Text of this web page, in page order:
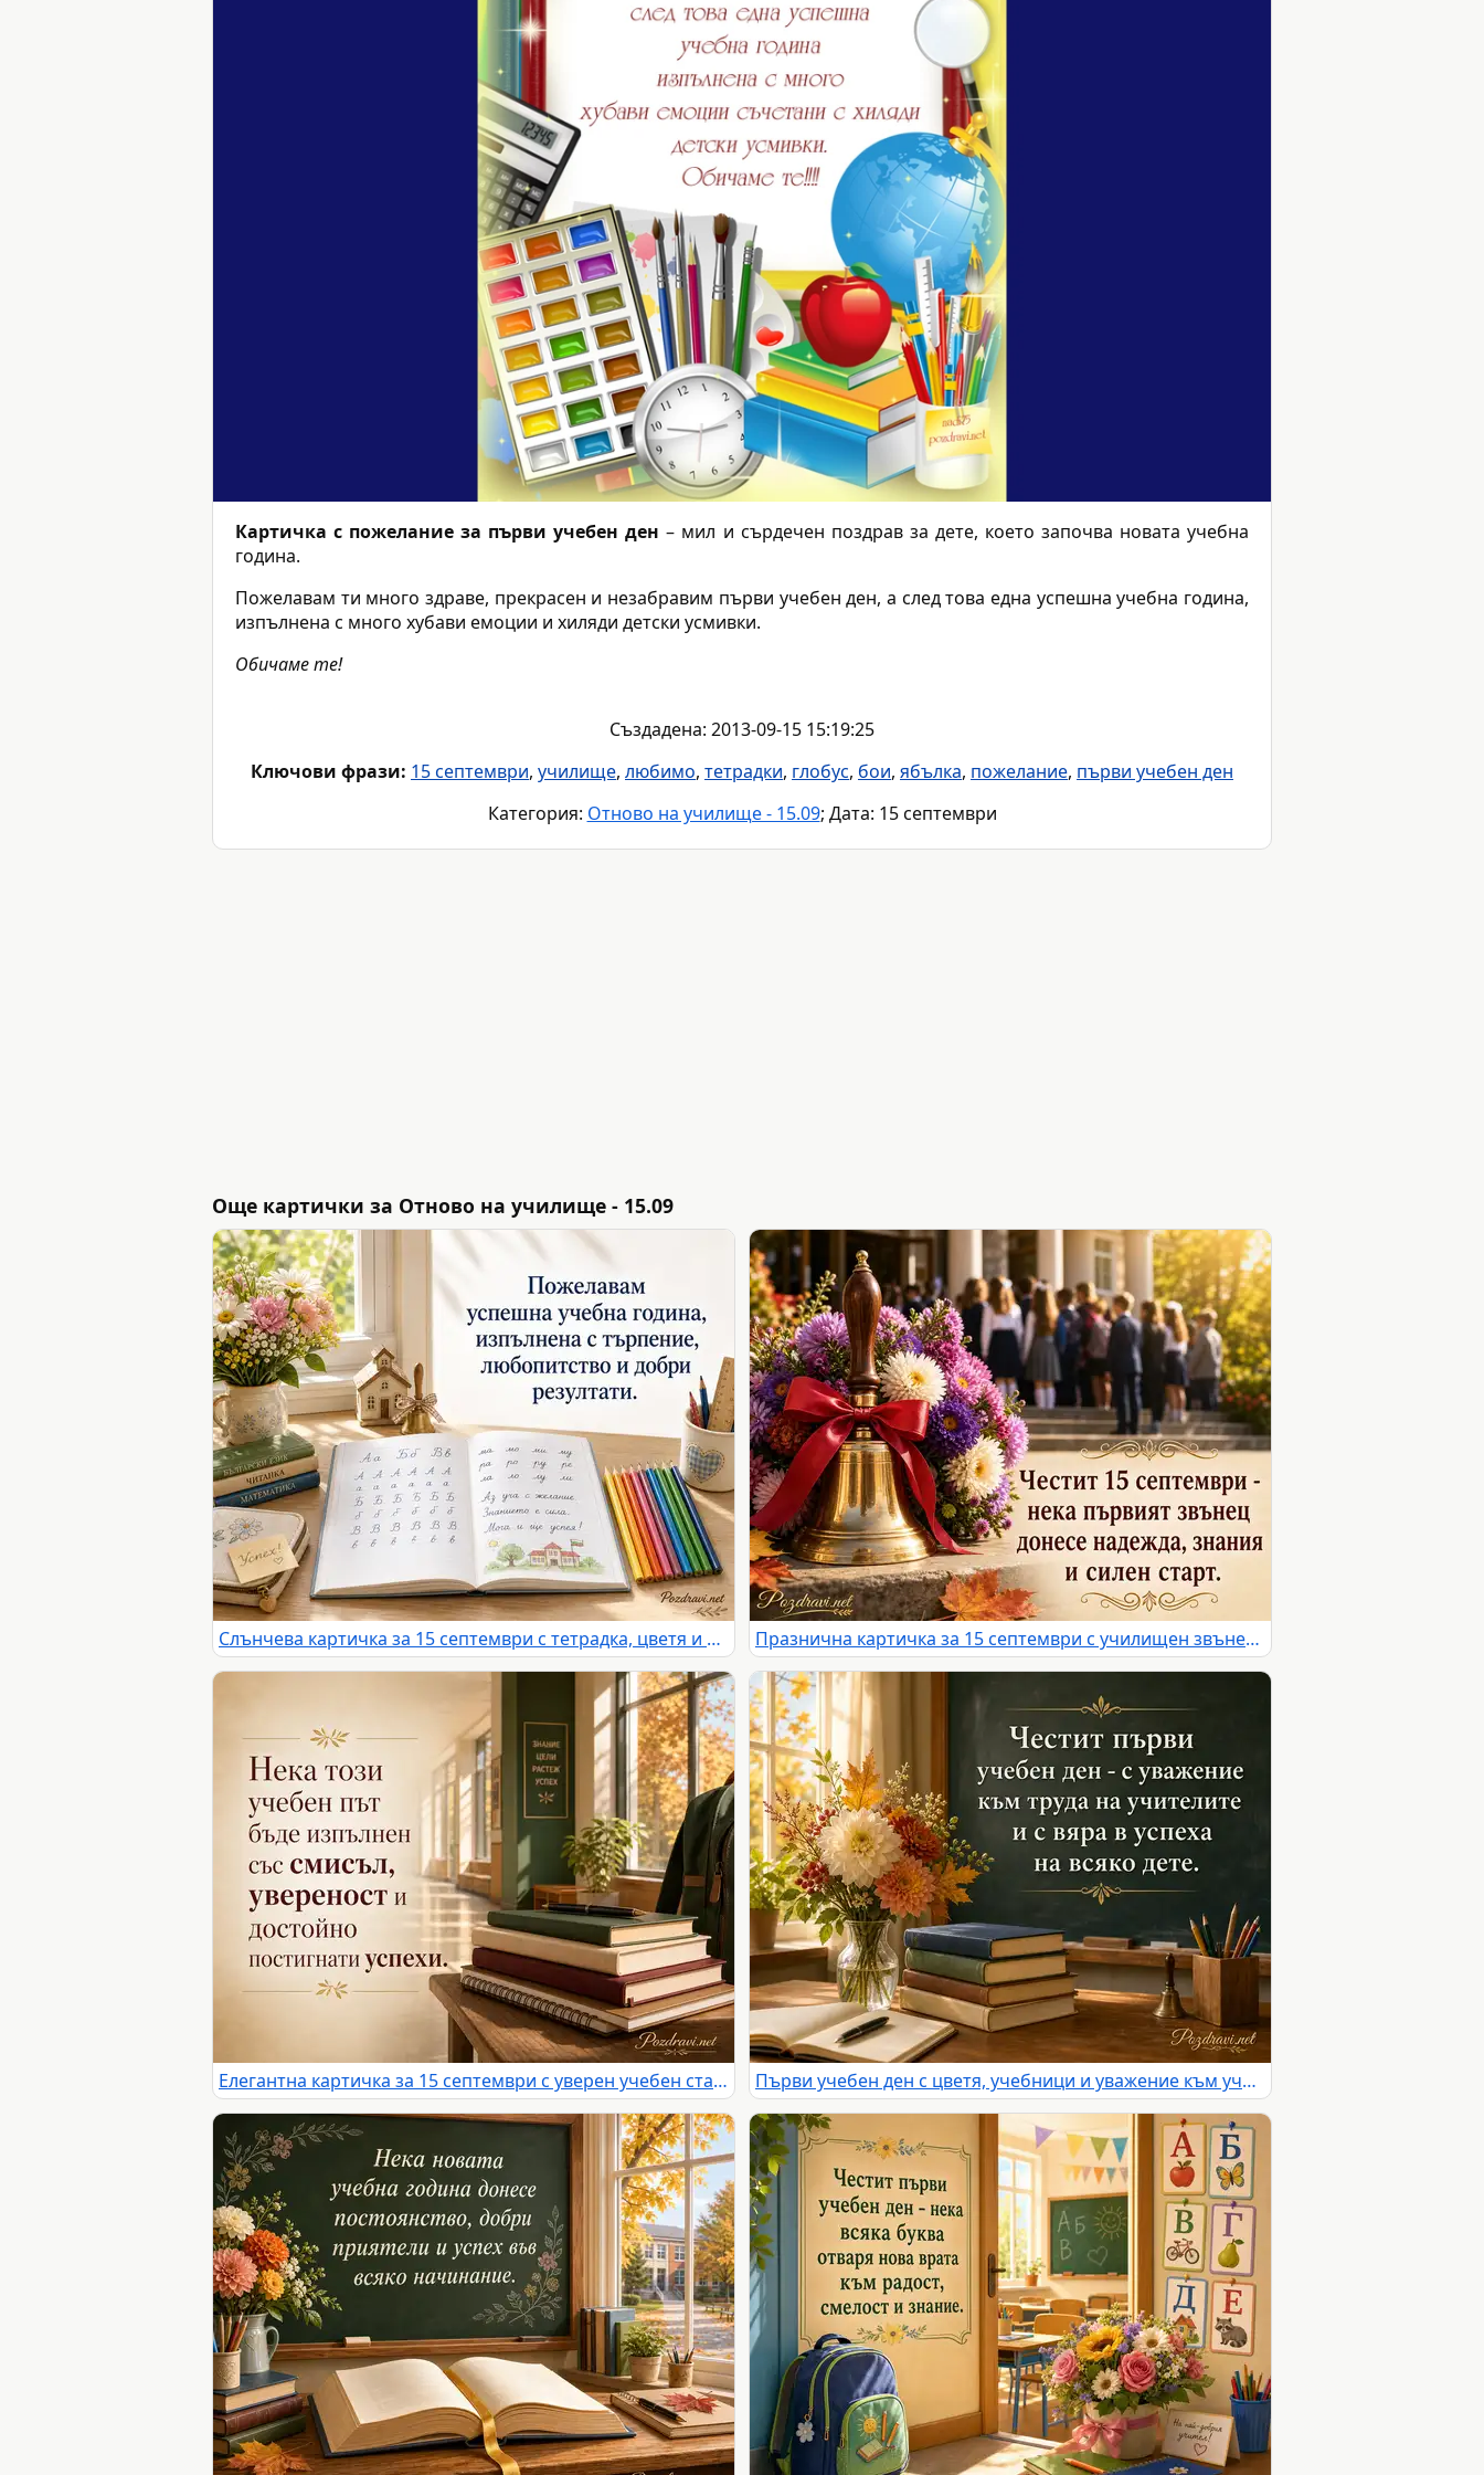
Картичка с пожелание за първи учебен ден – мил и сърдечен поздрав за дете, което започва новата учебна
година.
Пожелавам ти много здраве, прекрасен и незабравим първи учебен ден, а след това една успешна учебна година,
изпълнена с много хубави емоции и хиляди детски усмивки.
Обичаме те!
Създадена: 2013-09-15 15:19:25
Ключови фрази: 15 септември, училище, любимо, тетрадки, глобус, бои, ябълка, пожелание, първи учебен ден
Категория: Отново на училище - 15.09; Дата: 15 септември
Още картички за Отново на училище - 15.09
Слънчева картичка за 15 септември с тетрадка, цветя и пожелание за успешна учебна година Празнична картичка за 15 септември с училищен звънец и астри
Елегантна картичка за 15 септември с уверен учебен старт Първи учебен ден с цветя, учебници и уважение към учителите